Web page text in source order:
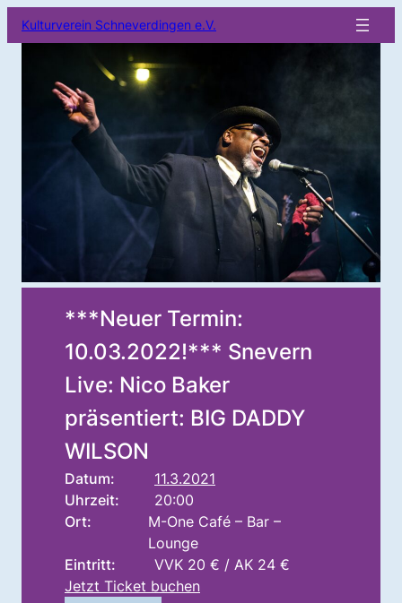
Kulturverein Schneverdingen e.V.
***Neuer Termin:
10.03.2022!*** Snevern
Live: Nico Baker
präsentiert: BIG DADDY
WILSON
Datum:
11.3.2021
Uhrzeit:
20:00
Ort:
M-One Café – Bar –
Lounge
Eintritt:
VVK 20 € / AK 24 €
Jetzt Ticket buchen